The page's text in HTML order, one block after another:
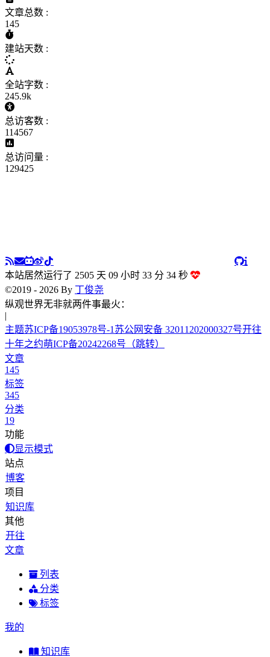
文章总数 :
145
建站天数 :
全站字数 :
245.9k
总访客数 :
114567
总访问量 :
129425
本站居然运行了 2505 天 09 小时 33 分 34 秒
©2019 - 2026 By 丁俊尧
纵观世界无非就两
|
主题苏ICP备19053978号-1 苏公网安备 32011202000327号开往
十年之约萌ICP备20242268号 （跳转）
文章
145
标签
345
分类
19
功能
显示模式
站点
博客
项目
知识库
其他
开往
文章
列表
分类
标签
我的
知识库